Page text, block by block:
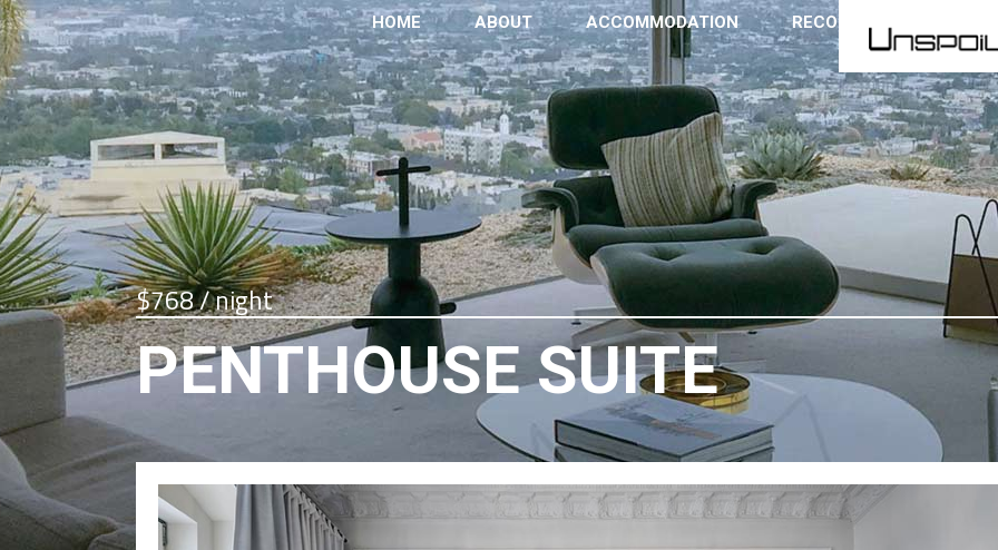
HOME ABOUT ACCOMMODATION RECOMMENDATIONS
$768 / night
PENTHOUSE SUITE